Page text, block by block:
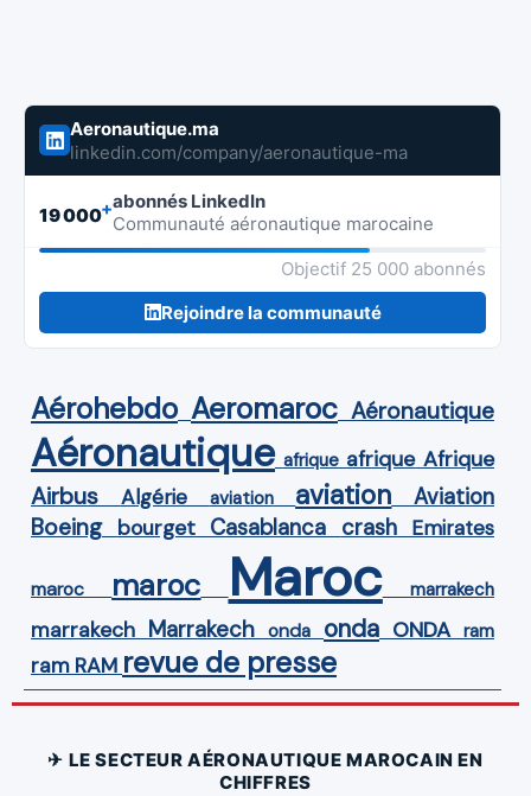
Aeronautique.ma
linkedin.com/company/aeronautique-ma
19 000+abonnés LinkedIn
Communauté aéronautique marocaine
Objectif 25 000 abonnés
Rejoindre la communauté
Aérohebdo Aeromaroc Aéronautique
Aéronautique afrique afrique Afrique
Airbus Algérie aviation aviation Aviation
Boeing bourget Casablanca crash Emirates
maroc maroc Maroc marrakech
marrakech Marrakech onda onda ONDA ram
ram RAM revue de presse
✈ LE SECTEUR AÉRONAUTIQUE MAROCAIN EN
CHIFFRES